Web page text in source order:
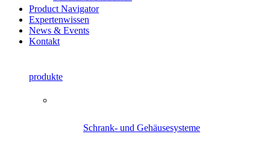
Product Navigator
Expertenwissen
News & Events
Kontakt
produkte
Schrank- und Gehäusesysteme